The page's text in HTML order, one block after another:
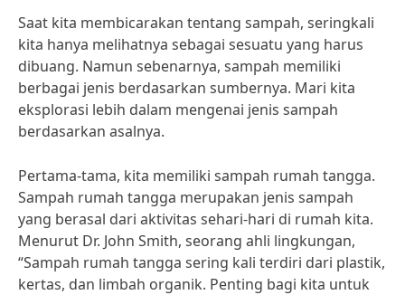
Saat kita membicarakan tentang sampah, seringkali
kita hanya melihatnya sebagai sesuatu yang harus
dibuang. Namun sebenarnya, sampah memiliki
berbagai jenis berdasarkan sumbernya. Mari kita
eksplorasi lebih dalam mengenai jenis sampah
berdasarkan asalnya.
Pertama-tama, kita memiliki sampah rumah tangga.
Sampah rumah tangga merupakan jenis sampah
yang berasal dari aktivitas sehari-hari di rumah kita.
Menurut Dr. John Smith, seorang ahli lingkungan,
“Sampah rumah tangga sering kali terdiri dari plastik,
kertas, dan limbah organik. Penting bagi kita untuk